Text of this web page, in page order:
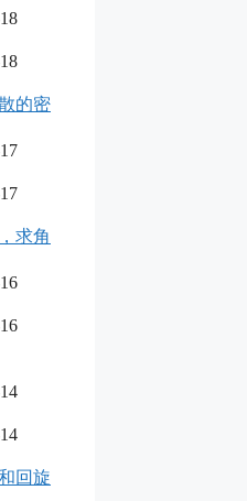
的密
求角
回旋